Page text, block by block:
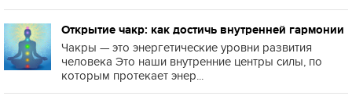
Открытие чакр: как достичь внутренней гармонии
Чакры — это энергетические уровни развития
человека Это наши внутренние центры силы, по
которым протекает энер...